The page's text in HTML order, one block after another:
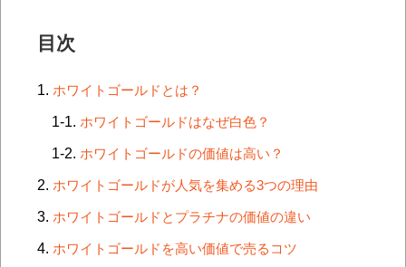
目次
ホワイトゴールドとは？
ホワイトゴールドはなぜ白色？
ホワイトゴールドの価値は高い？
ホワイトゴールドが人気を集める3つの理由
ホワイトゴールドとプラチナの価値の違い
ホワイトゴールドを高い価値で売るコツ